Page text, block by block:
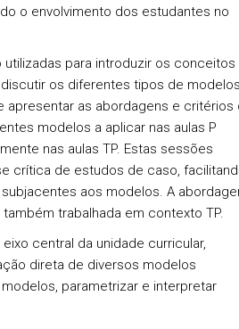
o envolvimento dos estudantes no
para introduzir os conceitos
os diferentes tipos de modelos
as abordagens e critérios
modelos a aplicar nas aulas P
nas aulas TP. Estas sessões
crítica de estudos de caso,
aos modelos. A
trabalhada em contexto TP.
central da unidade curricular,
direta de diversos modelos
parametrizar e interpretar